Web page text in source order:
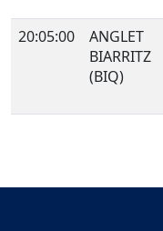
20:05:00
ANGLET
BIARRITZ
(BIQ)